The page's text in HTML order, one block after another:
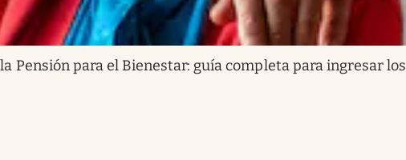
Pensión para el Bienestar: guía completa para ingresar los